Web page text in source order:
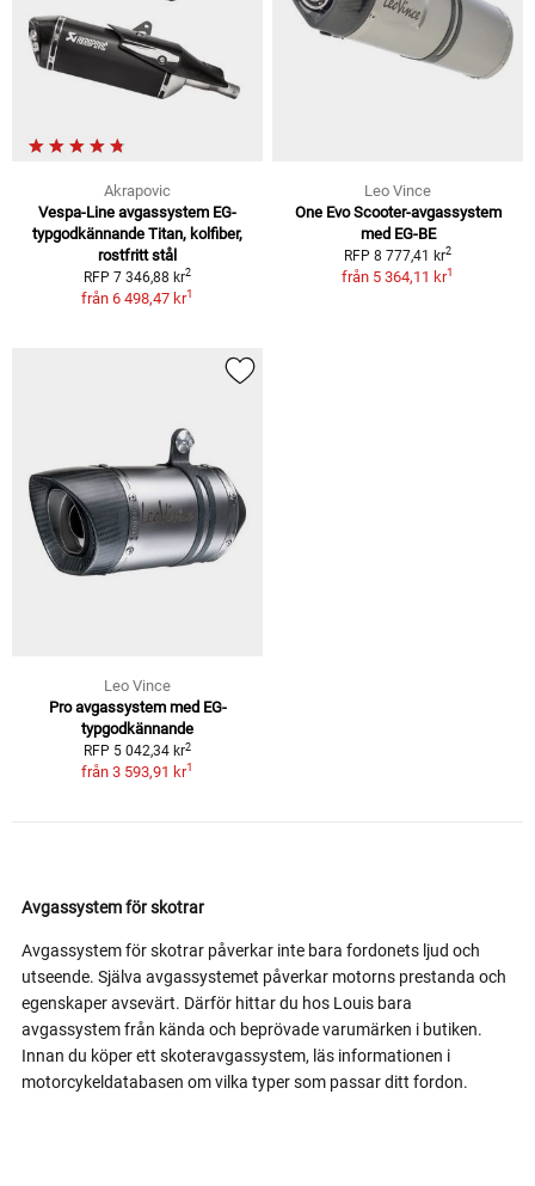
Akrapovic
Vespa-Line avgassystem EG-
typgodkännande Titan, kolfiber,
rostfritt stål
RFP 7 346,88 kr2
från 6 498,47 kr1
Leo Vince
One Evo Scooter-avgassystem
med EG-BE
RFP 8 777,41 kr2
från 5 364,11 kr1
Leo Vince
Pro avgassystem med EG-
typgodkännande
RFP 5 042,34 kr2
från 3 593,91 kr1
Avgassystem för skotrar
Avgassystem för skotrar påverkar inte bara fordonets ljud och
utseende. Själva avgassystemet påverkar motorns prestanda och
egenskaper avsevärt. Därför hittar du hos Louis bara
avgassystem från kända och beprövade varumärken i butiken.
Innan du köper ett skoteravgassystem, läs informationen i
motorcykeldatabasen om vilka typer som passar ditt fordon.